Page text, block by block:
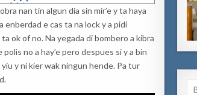
nan tin algun dia sin mir’e y ta haya
enberdad e cas ta na lock y a pidi
ok of no. Na yegada di bombero a kibra
no a hay’e pero despues si y a bin
y ni kier wak ningun hende. Pa tur